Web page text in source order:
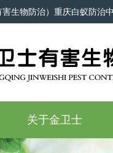
生物防治）重庆白蚁防治
关于金卫士